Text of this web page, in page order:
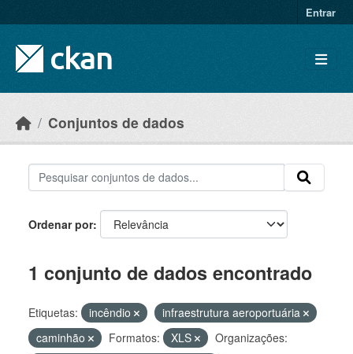
Entrar
Conjuntos de dados
Ordenar por
1 conjunto de dados encontrado
Etiquetas: incêndio
infraestrutura aeroportuária
caminhão
Formatos: XLS
Organizações: